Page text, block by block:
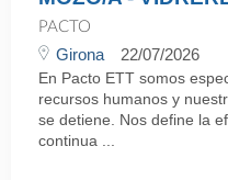
PACTO
Girona 22/07/2026
En Pacto ETT somos
recursos humanos y
se detiene. Nos define la
continua ...